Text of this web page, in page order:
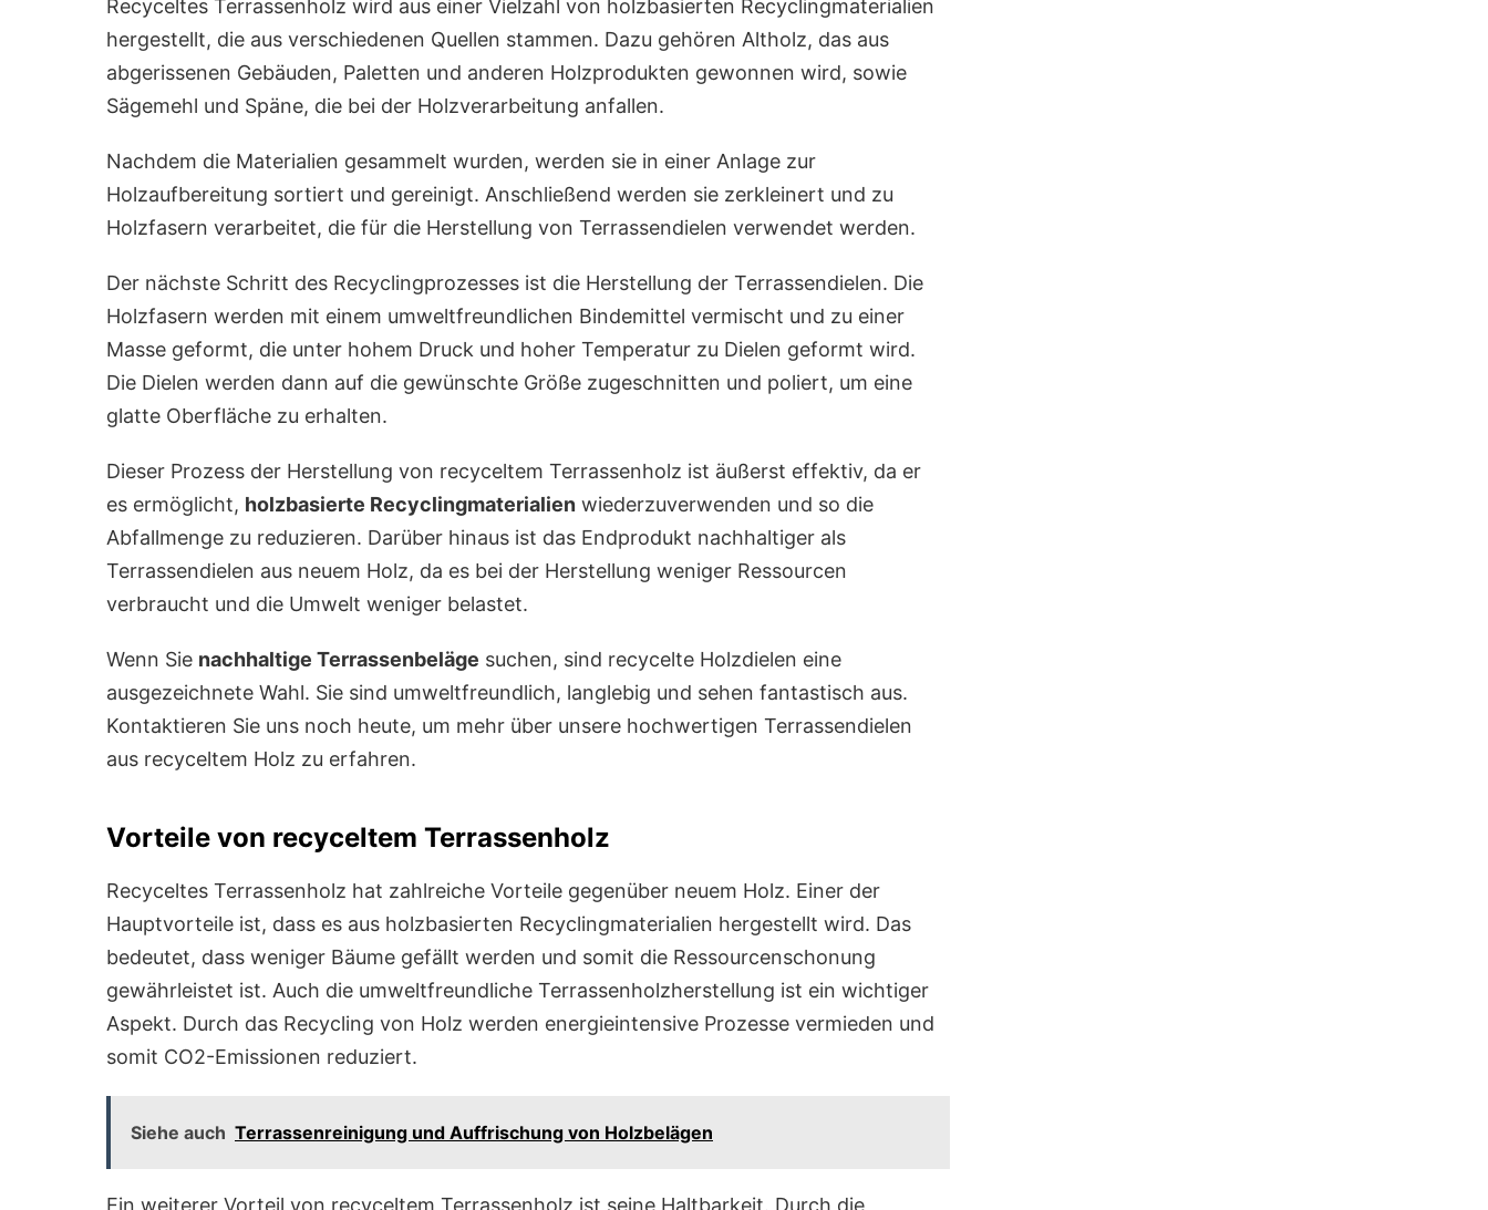
Recyceltes Terrassenholz wird aus einer Vielzahl von holzbasierten Recyclingmaterialien
hergestellt, die aus verschiedenen Quellen stammen. Dazu gehören Altholz, das aus
abgerissenen Gebäuden, Paletten und anderen Holzprodukten gewonnen wird, sowie
Sägemehl und Späne, die bei der Holzverarbeitung anfallen.
Nachdem die Materialien gesammelt wurden, werden sie in einer Anlage zur
Holzaufbereitung sortiert und gereinigt. Anschließend werden sie zerkleinert und zu
Holzfasern verarbeitet, die für die Herstellung von Terrassendielen verwendet werden.
Der nächste Schritt des Recyclingprozesses ist die Herstellung der Terrassendielen. Die
Holzfasern werden mit einem umweltfreundlichen Bindemittel vermischt und zu einer
Masse geformt, die unter hohem Druck und hoher Temperatur zu Dielen geformt wird.
Die Dielen werden dann auf die gewünschte Größe zugeschnitten und poliert, um eine
glatte Oberfläche zu erhalten.
Dieser Prozess der Herstellung von recyceltem Terrassenholz ist äußerst effektiv, da er
es ermöglicht, holzbasierte Recyclingmaterialien wiederzuverwenden und so die
Abfallmenge zu reduzieren. Darüber hinaus ist das Endprodukt nachhaltiger als
Terrassendielen aus neuem Holz, da es bei der Herstellung weniger Ressourcen
verbraucht und die Umwelt weniger belastet.
Wenn Sie nachhaltige Terrassenbeläge suchen, sind recycelte Holzdielen eine
ausgezeichnete Wahl. Sie sind umweltfreundlich, langlebig und sehen fantastisch aus.
Kontaktieren Sie uns noch heute, um mehr über unsere hochwertigen Terrassendielen
aus recyceltem Holz zu erfahren.
Vorteile von recyceltem Terrassenholz
Recyceltes Terrassenholz hat zahlreiche Vorteile gegenüber neuem Holz. Einer der
Hauptvorteile ist, dass es aus holzbasierten Recyclingmaterialien hergestellt wird. Das
bedeutet, dass weniger Bäume gefällt werden und somit die Ressourcenschonung
gewährleistet ist. Auch die umweltfreundliche Terrassenholzherstellung ist ein wichtiger
Aspekt. Durch das Recycling von Holz werden energieintensive Prozesse vermieden und
somit CO2-Emissionen reduziert.
Siehe auch Terrassenreinigung und Auffrischung von Holzbelägen
Ein weiterer Vorteil von recyceltem Terrassenholz ist seine Haltbarkeit. Durch die